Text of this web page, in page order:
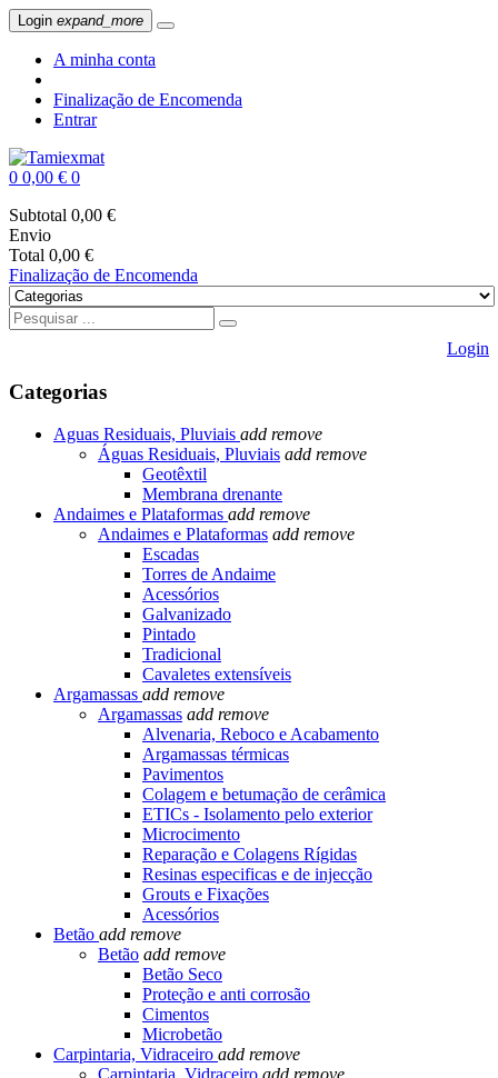
Login expand_more
A minha conta
Finalização de Encomenda
Entrar
0 0,00 € 0
Subtotal 0,00 €
Envio
Total 0,00 €
Finalização de Encomenda
Login
Categorias
Aguas Residuais, Pluviais add remove
Águas Residuais, Pluviais add remove
Geotêxtil
Membrana drenante
Andaimes e Plataformas add remove
Andaimes e Plataformas add remove
Escadas
Torres de Andaime
Acessórios
Galvanizado
Pintado
Tradicional
Cavaletes extensíveis
Argamassas add remove
Argamassas add remove
Alvenaria, Reboco e Acabamento
Argamassas térmicas
Pavimentos
Colagem e betumação de cerâmica
ETICs - Isolamento pelo exterior
Microcimento
Reparação e Colagens Rígidas
Resinas especificas e de injecção
Grouts e Fixações
Acessórios
Betão add remove
Betão add remove
Betão Seco
Proteção e anti corrosão
Cimentos
Microbetão
Carpintaria, Vidraceiro add remove